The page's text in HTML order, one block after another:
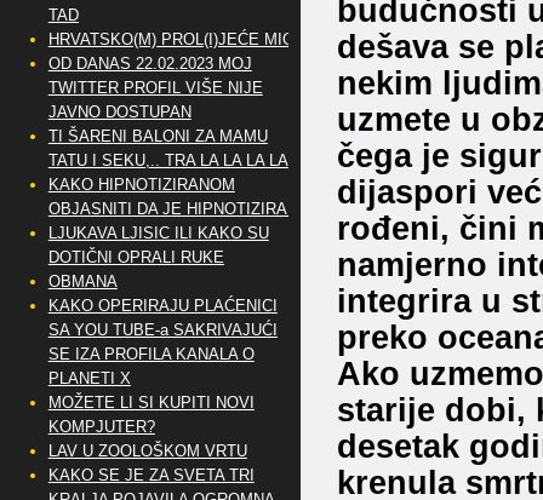
budućnosti
dešava se
nekim
uzmete u
čega je
dijaspori
rođeni, čini
namjerno
integrira u
preko
Ako
starije dobi,
desetak
krenula
TAD
HRVATSKO(M) PROL(I)JEĆE MIG
OD DANAS 22.02.2023 MOJ
TWITTER PROFIL VIŠE NIJE
JAVNO DOSTUPAN
TI ŠARENI BALONI ZA MAMU
TATU I SEKU,.. TRA LA LA LA LA
KAKO HIPNOTIZIRANOM
OBJASNITI DA JE HIPNOTIZIRAN
LJUKAVA LJISIC ILI KAKO SU
DOTIČNI OPRALI RUKE
OBMANA
KAKO OPERIRAJU PLAĆENICI
SA YOU TUBE-a SAKRIVAJUĆI
SE IZA PROFILA KANALA O
PLANETI X
MOŽETE LI SI KUPITI NOVI
KOMPJUTER?
LAV U ZOOLOŠKOM VRTU
KAKO SE JE ZA SVETA TRI